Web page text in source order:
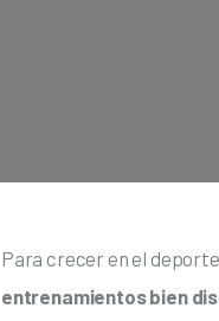
Para crecer en el
entrenamientos bien